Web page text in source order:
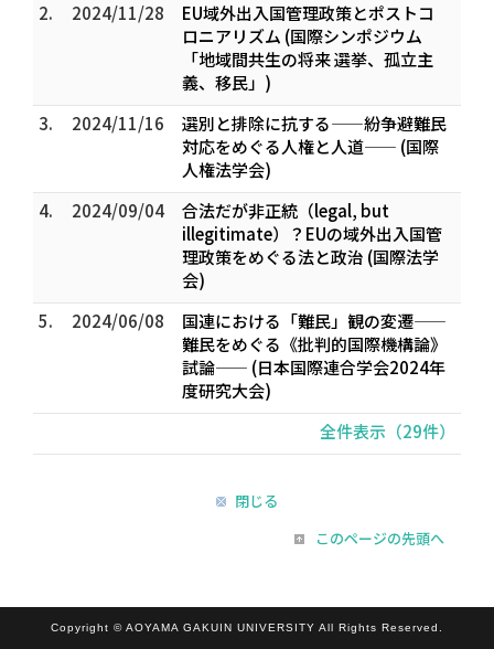
2.
2024/11/28
EU域外出入国管理政策とポストコ
ロニアリズム (国際シンポジウム
「地域間共生の将来 選挙、孤立主
義、移民」)
3.
2024/11/16
選別と排除に抗する——紛争避難民
対応をめぐる人権と人道—— (国際
人権法学会)
4.
2024/09/04
合法だが非正統（legal, but
illegitimate）？――EUの域外出入国管
理政策をめぐる法と政治―― (国際法学
会)
5.
2024/06/08
国連における「難民」観の変遷——
難民をめぐる《批判的国際機構論》
試論—— (日本国際連合学会2024年
度研究大会)
全件表示（29件）
閉じる
このページの先頭へ
Copyright © AOYAMA GAKUIN UNIVERSITY All Rights Reserved.